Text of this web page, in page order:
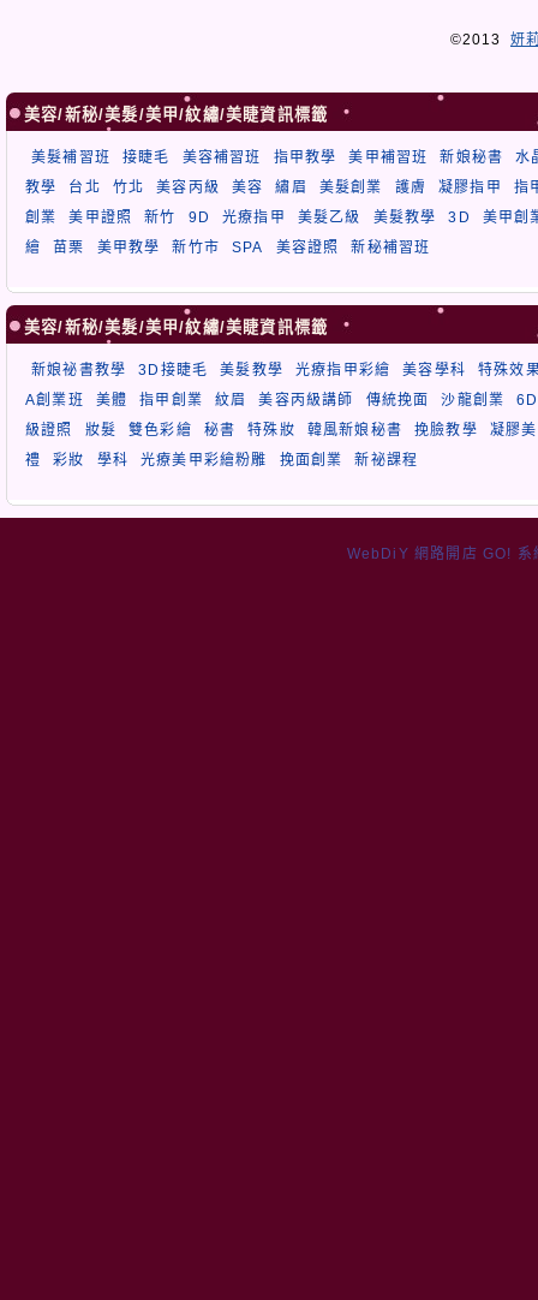
©2013 妍
美容/新秘/美髮/美甲/紋繡/美睫資訊標籤
美髮補習班 接睫毛 美容補習班 指甲教學 美甲補習班 新娘秘書
水
教學
台北 竹北 美容丙級 美容 繡眉 美髮創業 護膚 凝膠指甲
指
創業
美甲證照 新竹 9D 光療指甲 美髮乙級 美髮教學 3D
美甲創
繪
苗栗 美甲教學 新竹市 SPA 美容證照 新秘補習班
美容/新秘/美髮/美甲/紋繡/美睫資訊標籤
新娘祕書教學 3D接睫毛 美髮教學 光療指甲彩繪 美容學科
特殊效
A創業班
美體 指甲創業 紋眉 美容丙級講師 傳統挽面 沙龍創業
級證照
妝髮 雙色彩繪 秘書 特殊妝 韓風新娘秘書 挽臉教學
凝膠
禮
彩妝 學科 光療美甲彩繪粉雕 挽面創業 新祕課程
WebDiY 網路開店 GO! 系